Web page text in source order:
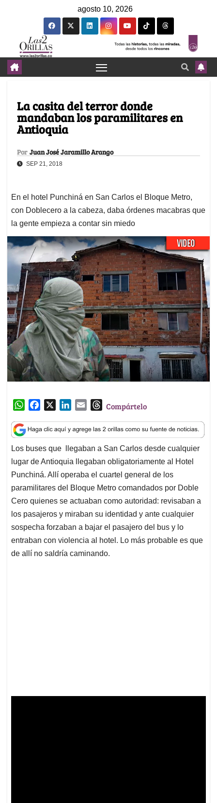
agosto 10, 2026
La casita del terror donde
mandaban los paramilitares en
Antioquia
Por Juan José Jaramillo Arango
SEP 21, 2018
En el hotel Punchiná en San Carlos el Bloque Metro,
con Doblecero a la cabeza, daba órdenes macabras que
la gente empieza a contar sin miedo
W
a
t
s
A
p
p
c
e
b
o
o
k
n
k
e
d
I
n
a
i
l
T
r
e
a
d
s
Compártelo
Los buses que llegaban a San Carlos desde cualquier
lugar de Antioquia llegaban obligatoriamente al Hotel
Punchiná. Allí operaba el cuartel general de los
paramilitares del Bloque Metro comandados por Doble
Cero quienes se actuaban como autoridad: revisaban a
los pasajeros y miraban su identidad y ante cualquier
sospecha forzaban a bajar el pasajero del bus y lo
entraban con violencia al hotel. Lo más probable es que
de allí no saldría caminando.